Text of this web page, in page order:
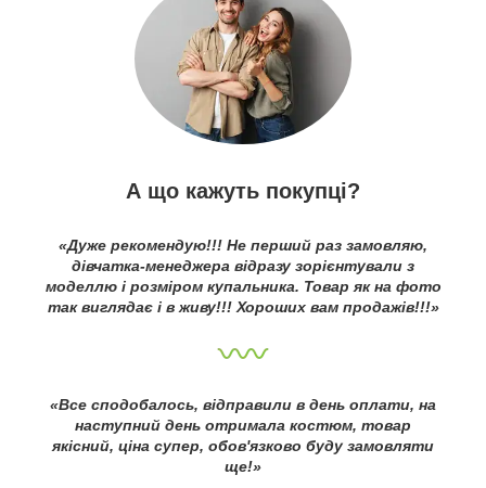
А що кажуть покупці?
«Дуже рекомендую!!! Не перший раз замовляю,
дівчатка-менеджера відразу зорієнтували з
моделлю і розміром купальника. Товар як на фото
так виглядає і в живу!!! Хороших вам продажів!!!»
«Все сподобалось, відправили в день оплати, на
наступний день отримала костюм, товар
якісний, ціна супер, обов'язково буду замовляти
ще!»